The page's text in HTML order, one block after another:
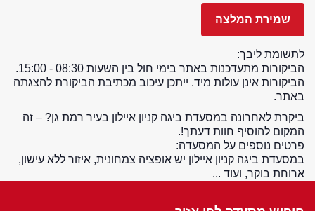
לתשומת ליבך:
הביקורות מתעדכנות באתר בימי חול בין השעות 08:30 - 15:00.
הביקורות אינן עולות מיד. ייתכן עיכוב מכתיבת הביקורת להצגתה
באתר.
ביקרת לאחרונה במסעדת ביגה קניון איילון בעיר רמת גן? – זה
המקום להוסיף חוות דעתך!.
פרטים נוספים על המסעדה:
במסעדת ביגה קניון איילון יש אופציה צמחונית, איזור ללא עישון,
ארוחת בוקר, ועוד ...